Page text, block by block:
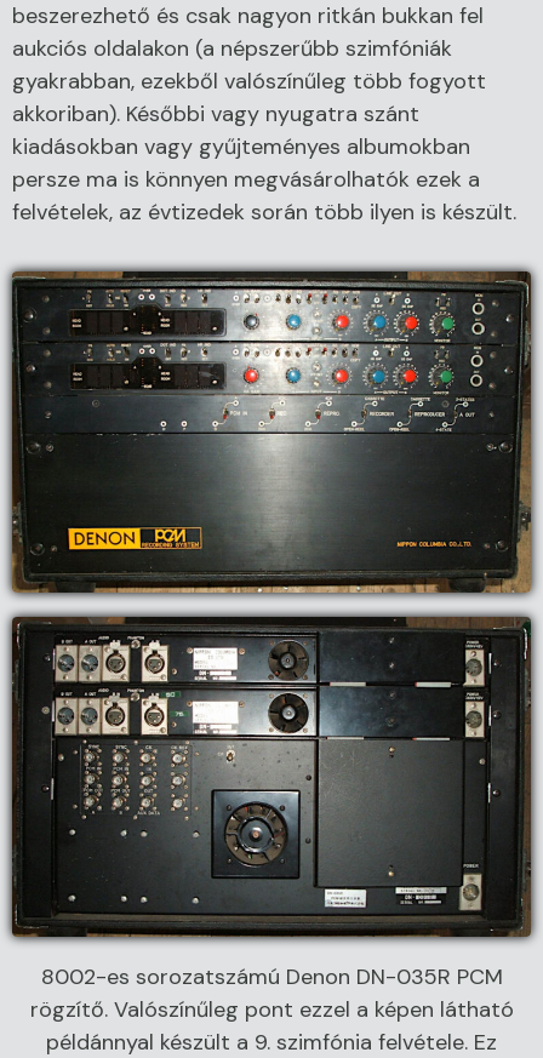
beszerezhető és csak nagyon ritkán bukkan fel
aukciós oldalakon (a népszerűbb szimfóniák
gyakrabban, ezekből valószínűleg több fogyott
akkoriban). Későbbi vagy nyugatra szánt
kiadásokban vagy gyűjteményes albumokban
persze ma is könnyen megvásárolhatók ezek a
felvételek, az évtizedek során több ilyen is készült.
8002-es sorozatszámú Denon DN-035R PCM
rögzítő. Valószínűleg pont ezzel a képen látható
példánnyal készült a 9. szimfónia felvétele. Ez